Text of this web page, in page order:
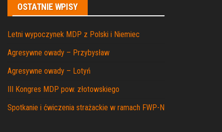
OSTATNIE WPISY
Letni wypoczynek MDP z Polski i Niemiec
Agresywne owady – Przybysław
Agresywne owady – Lotyń
III Kongres MDP pow. złotowskiego
Spotkanie i ćwiczenia strażackie w ramach FWP-N